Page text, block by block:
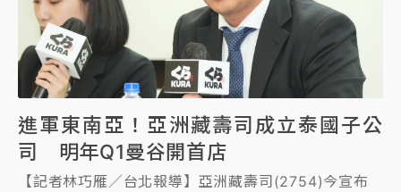
進軍東南亞！亞洲藏壽司成立泰國子公
司 明年Q1曼谷開首店
【記者林巧雁／台北報導】亞洲藏壽司(2754)今宣布